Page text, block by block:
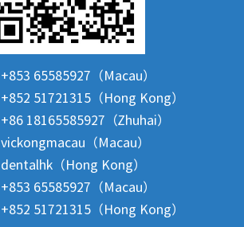
+853 65585927（Macau）
+852 51721315（Hong Kong）
+86 18165585927（Zhuhai）
vickongmacau（Macau）
dentalhk（Hong Kong）
+853 65585927（Macau）
+852 51721315（Hong Kong）